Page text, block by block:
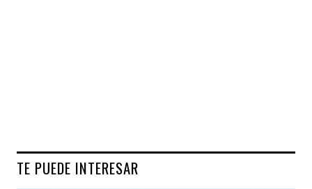
TE PUEDE INTERESAR